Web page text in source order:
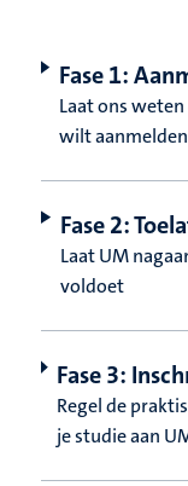
Fase 1:
Laat ons
wilt aanmelden
Fase 2:
Laat UM
voldoet
Fase 3:
Regel de
je studie aan